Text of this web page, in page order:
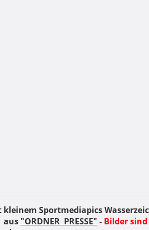
Sportmediapics
aus "ORDNER PRESSE" - Bilder sind